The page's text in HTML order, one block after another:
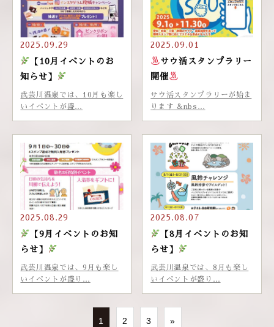
2025.09.29
【10月イベントのお
知らせ】
武芸川温泉では、10月も楽し
いイベントが盛…
2025.09.01
サウ活スタンプラリー
開催
サウ活スタンプラリーが始ま
ります &nbs…
2025.08.29
【9月イベントのお知
らせ】
武芸川温泉では、9月も楽し
いイベントが盛り…
2025.08.07
【8月イベントのお知
らせ】
武芸川温泉では、8月も楽し
いイベントが盛り…
1 2 3 »